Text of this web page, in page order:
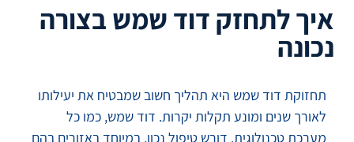
איך לתחזק דוד שמש בצורה
נכונה
תחזוקת דוד שמש היא תהליך חשוב שמבטיח את יעילותו
לאורך שנים ומונע תקלות יקרות. דוד שמש, כמו כל
מערכת טכנולוגית, דורש טיפול נכון, במיוחד באזורים בהם